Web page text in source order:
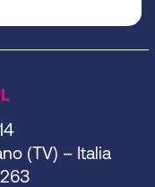
(TV) – Italia